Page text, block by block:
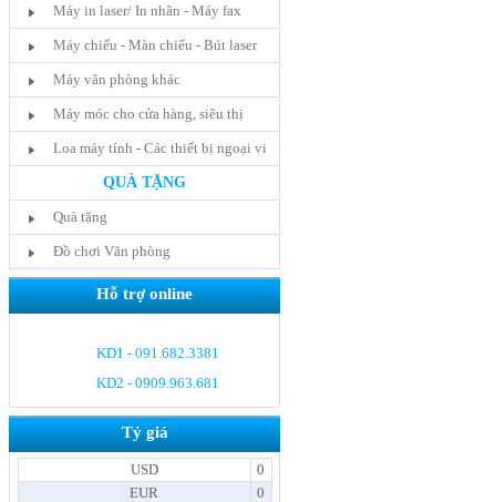
Máy in laser/ In nhãn - Máy fax
Máy chiếu - Màn chiếu - Bút laser
Máy văn phòng khác
Máy móc cho cửa hàng, siêu thị
Loa máy tính - Các thiết bị ngoại vi
QUÀ TẶNG
Quà tặng
Đồ chơi Văn phòng
Hỗ trợ online
KD1 - 091.682.3381
KD2 - 0909.963.681
Tỷ giá
USD
0
EUR
0